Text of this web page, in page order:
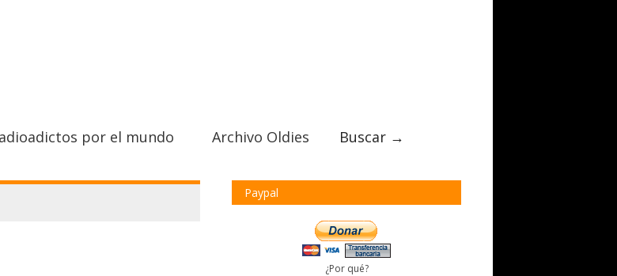
por el mundo Archivo Oldies Buscar →
Paypal
¿Por qué?